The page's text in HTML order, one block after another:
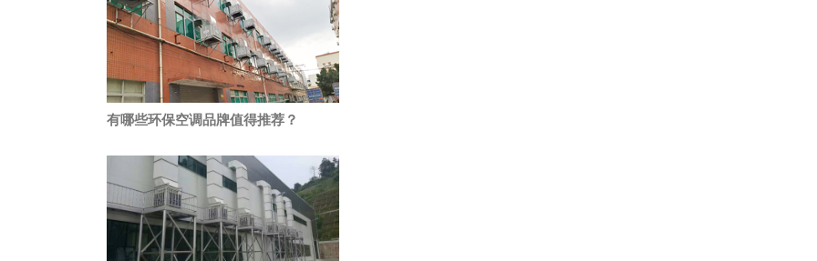
有哪些环保空调品牌值得推荐？